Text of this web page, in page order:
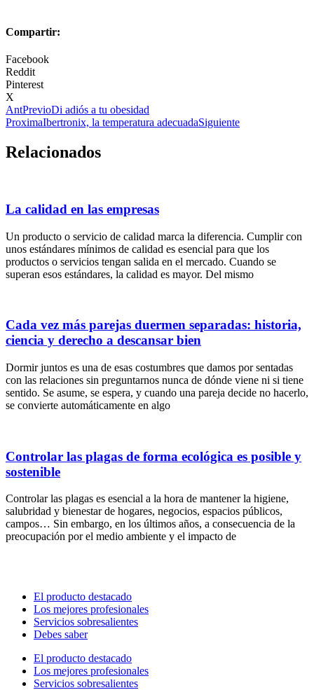
Compartir:
Facebook
Reddit
Pinterest
X
AntPrevioDi adiós a tu obesidad
ProximaIbertronix, la temperatura adecuadaSiguiente
Relacionados
La calidad en las empresas
Un producto o servicio de calidad marca la diferencia. Cumplir con
unos estándares mínimos de calidad es esencial para que los
productos o servicios tengan salida en el mercado. Cuando se
superan esos estándares, la calidad es mayor. Del mismo
Cada vez más parejas duermen separadas: historia,
ciencia y derecho a descansar bien
Dormir juntos es una de esas costumbres que damos por sentadas
con las relaciones sin preguntarnos nunca de dónde viene ni si tiene
sentido. Se asume, se espera, y cuando una pareja decide no hacerlo,
se convierte automáticamente en algo
Controlar las plagas de forma ecológica es posible y
sostenible
Controlar las plagas es esencial a la hora de mantener la higiene,
salubridad y bienestar de hogares, negocios, espacios públicos,
campos… Sin embargo, en los últimos años, a consecuencia de la
preocupación por el medio ambiente y el impacto de
El producto destacado
Los mejores profesionales
Servicios sobresalientes
Debes saber
El producto destacado
Los mejores profesionales
Servicios sobresalientes